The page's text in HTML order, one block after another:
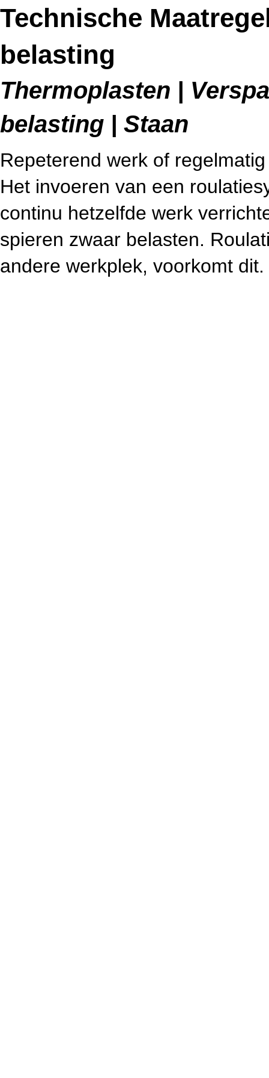
Technische
belasting
Thermoplasten |
belasting | Staan
Repeterend werk of
Het invoeren van een
continu hetzelfde werk
spieren zwaar belasten.
andere werkplek, voorkomt dit.